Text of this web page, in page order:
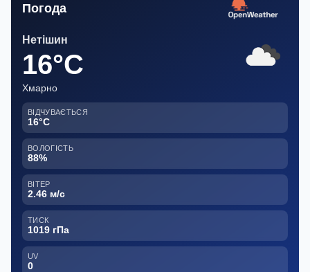
Погода
Нетішин
16°C
Хмарно
ВІДЧУВАЄТЬСЯ
16°C
ВОЛОГІСТЬ
88%
ВІТЕР
2.46 м/с
ТИСК
1019 гПа
UV
0